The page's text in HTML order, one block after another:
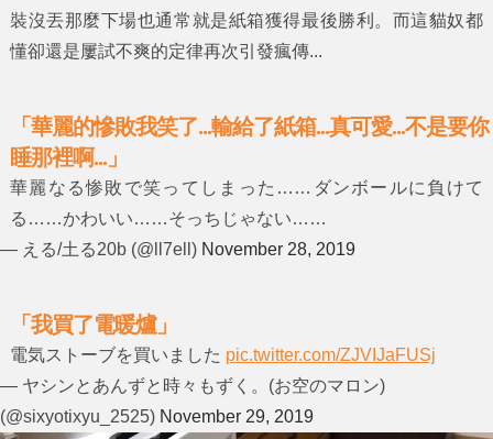
裝沒丟那麼下場也通常就是紙箱獲得最後勝利。而這貓奴都
懂卻還是屢試不爽的定律再次引發瘋傳...
「華麗的慘敗我笑了...輸給了紙箱...真可愛...不是要你
睡那裡啊...」
華麗なる惨敗で笑ってしまった……ダンボールに負けて
る……かわいい……そっちじゃない……
— える/土る20b (@ll7ell) November 28, 2019
「我買了電暖爐」
電気ストーブを買いました pic.twitter.com/ZJVIJaFUSj
— ヤシンとあんずと時々もずく。(お空のマロン)
(@sixyotixyu_2525) November 29, 2019